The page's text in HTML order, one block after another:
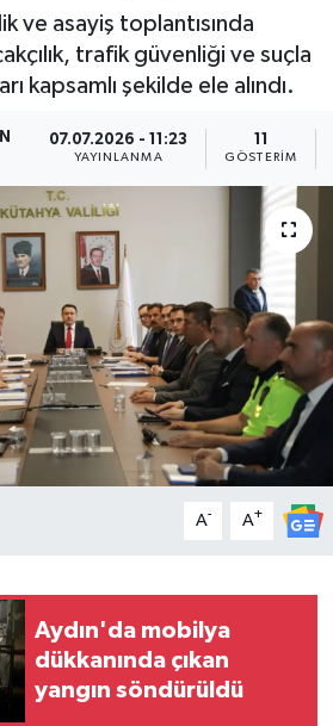
ve asayiş toplantısında
trafik güvenliği ve suçla
kapsamlı şekilde ele alındı.
07.07.2026 - 11:23
YAYINLANMA GÖSTERIM
A- A+
Aydın'da mobilya
dükkanında çıkan
yangın söndürüldü